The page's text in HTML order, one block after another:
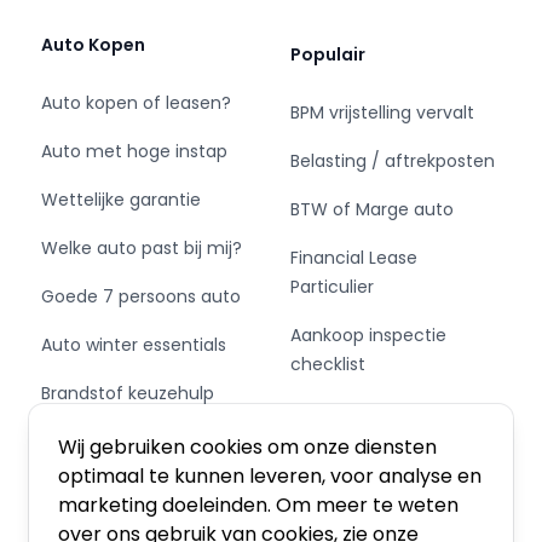
Wij gebruiken cookies om onze diensten
optimaal te kunnen leveren, voor analyse en
marketing doeleinden. Om meer te weten
over ons gebruik van cookies, zie onze
LED koplampen, extra getint glas, in delen
neerklapbare achterbank, LED-achterlichten
en snelheidsafhankelijke stuurbekrachtiging.
Overzichtelijk en veilig parkeren met de
en veilig is de spraakbediening voor het audio-
installatiesysteem en het full map
navigatiesysteem. Daarbij kun jij deze ook
bedienen met de knoppen op het stuur. De
audio-kwaliteit is geweldig, dankzij de DAB-
ontvangst. Dankzij electronic climate control is
het interieur behaaglijk warm of verfrissend
het verkeer, terwijl de auto de omgeving voor je
in de gaten houdt. Een automatisch
inschakelbare verlichting zorgt dat de
verlichting aangaat als het donkerder wordt - in
Auto Kopen
Auto kopen of leasen?
Auto met hoge instap
Wettelijke garantie
Welke auto past bij mij?
Goede 7 persoons auto
Auto winter essentials
Brandstof keuzehulp
Schakel of automaat?
Populair
BPM vrijstelling vervalt
Belasting / aftrekposten
BTW of Marge auto
Financial Lease
Particulier
Aankoop inspectie
checklist
Private Leasen,
Financieren of Kopen?